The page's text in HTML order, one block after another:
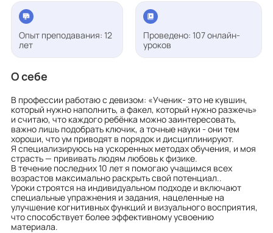
Опыт преподавания: 12
лет
Проведено: 107 онлайн-
уроков
О себе
В профессии работаю с девизом: «Ученик- это не кувшин,
который нужно наполнить, а факел, который нужно разжечь»
и считаю, что каждого ребёнка можно заинтересовать,
важно лишь подобрать ключик, а точные науки - они тем
хороши, что ум приводят в порядок и дисциплинируют.
Я специализируюсь на ускоренных методах обучения, и моя
страсть — прививать людям любовь к физике.
В течение последних 10 лет я помогаю учащимся всех
возрастов максимально раскрыть свой потенциал..
Уроки строятся на индивидуальном подходе и включают
специальные упражнения и задания, нацеленные на
улучшение когнитивных функций и визуального восприятия,
что способствует более эффективному усвоению
материала.